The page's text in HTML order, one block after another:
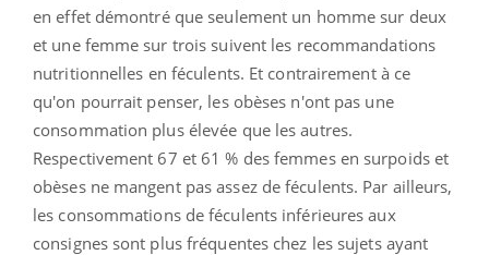
en effet démontré que seulement un homme sur deux
et une femme sur trois suivent les recommandations
nutritionnelles en féculents. Et contrairement à ce
qu'on pourrait penser, les obèses n'ont pas une
consommation plus élevée que les autres.
Respectivement 67 et 61 % des femmes en surpoids et
obèses ne mangent pas assez de féculents. Par ailleurs,
les consommations de féculents inférieures aux
consignes sont plus fréquentes chez les sujets ayant